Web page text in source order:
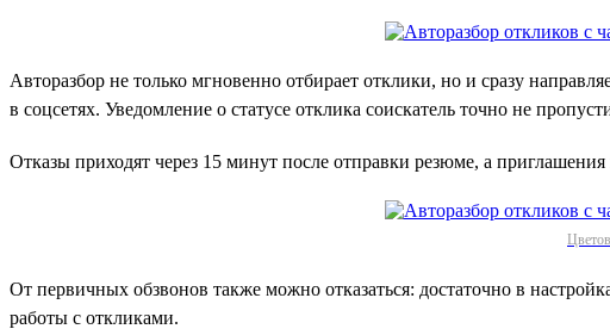
Авторазбор не только мгновенно отбирает отклики, но и сразу
в соцсетях. Уведомление о статусе отклика соискатель точно не
Отказы приходят через 15 минут после отправки резюме, а приглашения
От первичных обзвонов также можно отказаться: достаточно в
работы с откликами.